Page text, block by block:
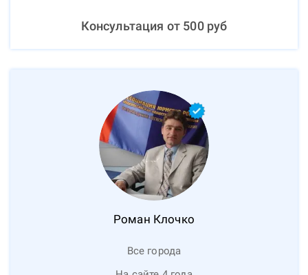
Консультация от 500руб
Роман Клочко
Все города